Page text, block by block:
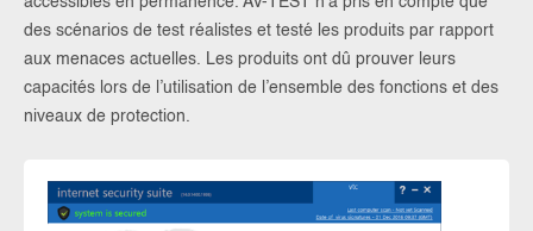
des scénarios de test réalistes et testé les produits par rapport
aux menaces actuelles. Les produits ont dû prouver leurs
capacités lors de l’utilisation de l’ensemble des fonctions et des
niveaux de protection.